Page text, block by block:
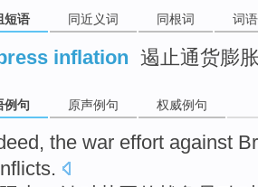
短语 同近义词 同根词 词
inflation 遏止通货膨
例句 原声例句 权威例句
, the war effort against
.